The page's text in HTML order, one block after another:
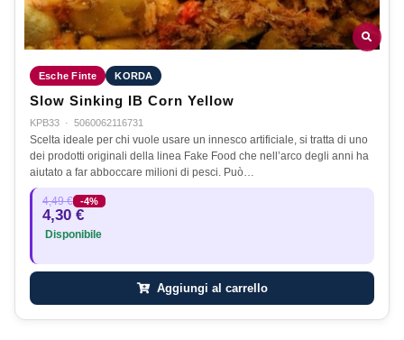
Esche Finte KORDA
Slow Sinking IB Corn Yellow
KPB33 · 5060062116731
Scelta ideale per chi vuole usare un innesco artificiale, si tratta di uno
dei prodotti originali della linea Fake Food che nell’arco degli anni ha
aiutato a far abboccare milioni di pesci. Può…
4,49 € -4%
4,30 €
Disponibile
Aggiungi al carrello